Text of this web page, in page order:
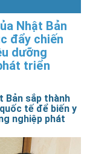
Nhật Bản
đẩy chiến
dưỡng
triển
Bản sắp thành
tế để biến y
nghiệp phát